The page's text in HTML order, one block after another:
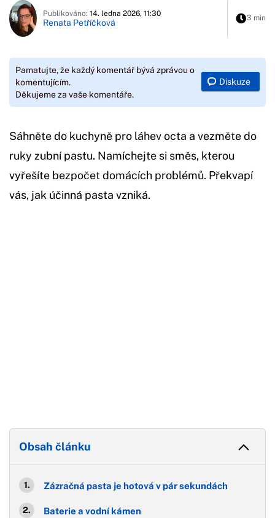
Publikováno: 14. ledna 2026, 11:30
Renata Petříčková 3 min
Pamatujte, že každý komentář bývá zprávou o
komentujícím.
Děkujeme za vaše komentáře.
Diskuze
Sáhněte do kuchyně pro láhev octa a vezměte do
ruky zubní pastu. Namíchejte si směs, kterou
vyřešíte bezpočet domácích problémů. Překvapí
vás, jak účinná pasta vzniká.
Obsah článku
Zázračná pasta je hotová v pár sekundách
Baterie a vodní kámen